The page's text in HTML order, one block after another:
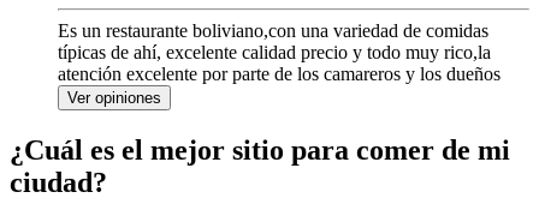
Es un restaurante boliviano,con una variedad de comidas
típicas de ahí, excelente calidad precio y todo muy rico,la
atención excelente por parte de los camareros y los dueños
Ver opiniones
¿Cuál es el mejor sitio para comer de mi
ciudad?